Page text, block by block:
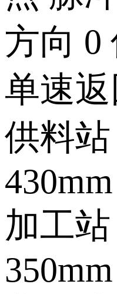
方向 0
单速
供料
加工